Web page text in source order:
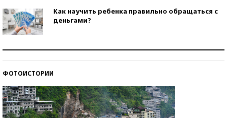
Как научить ребенка правильно обращаться с
деньгами?
ФОТОИСТОРИИ